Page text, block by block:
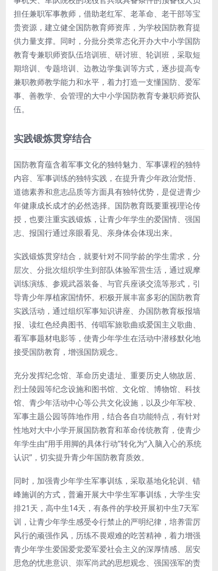
担任兼职军事教师，借助老红军、老革命、老干部等宝
贵资源，建立健全国防教育师资库，为学校国防教育提
供力量支撑。同时，分批分类常态化开办大中小学国防
教育专兼职师资队伍培训班、研讨班、轮训班，采取短
期培训、专题培训、边教边学集训等方式，逐步提高专
兼职教师教学能力和水平，着力打造一支懂国防、爱军
事、善教学、会管理的大中小学国防教育专兼职师资队
伍。
实践锻炼贯穿结合
国防教育蕴含着军事文化的独特魅力、军事课程的独特
内容、军事训练的独特实践，在提升青少年政治觉悟、
道德素养和意志品质等方面具有独特优势，是促进青少
年健康成长成才的必然选择。国防教育既要重视理论传
授，也要注重实践锻炼，让青少年学生的爱国情、强国
志、报国行通过亲眼看见、亲身体会体现出来。
实践锻炼贯穿结合，就要针对不同学龄的学生需求，分
层次、分批次组织学生到部队体验军营生活，通过观摩
训练演练、参观武器装备、与官兵座谈交流等形式，引
导青少年厚植家国情怀。积极开展丰富多彩的国防教育
实践活动，通过组织军事知识讲座、办国防教育板报墙
报、读红色经典图书、传唱军旅歌曲或爱国主义歌曲、
看军事题材电影等，使青少年学生在活动中潜移默化地
接受国防教育，增强国防观念。
充分发挥纪念馆、革命历史遗址、重要历史人物故居、
烈士陵园等纪念设施和图书馆、文化馆、博物馆、科技
馆、青少年活动中心等公共文化设施，以及少年军校、
军事主题公园等阵地作用，结合各自功能特点，有针对
性地对大中小学开展国防教育和革命传统教育，使青少
年学生由“用手用脚的具体行动”转化为“入脑入心的系统
认识”，切实提升青少年国防教育质效。
同时，加强青少年学生军事训练，采取基地化轮训、错
峰施训的方式，普遍开展大中学生军事训练，大学生安
排21天，高中生14天，有条件的学校开展初中生7天军
训，让青少年学生感受令行禁止的严明纪律，培养雷厉
风行的顽强作风，历练不畏艰难的吃苦精神，着力增强
青少年学生爱国爱党爱军爱社会主义的深厚情感、居安
思危的忧患意识、崇军尚武的思想观念、强国强军的责